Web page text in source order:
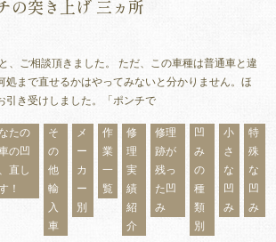
の突き上げ 三ヵ所
、ご相談頂きました。 ただ、この車種は普通車と違
処まで直せるかはやってみないと分かりません。ほ
引き受けしました。「ポンチで
たの
の凹
直し
！
そ
の
他
輸
入
車
メ
ー
カ
ー
別
作
業
一
覧
修
理
実
績
紹
介
修理
跡が
残っ
た凹
み
凹
み
の
種
類
別
小
さ
な
凹
み
特
殊
な
凹
み